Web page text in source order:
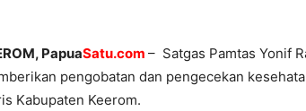
PapuaSatu.com – Satgas Pamtas Yonif
pengobatan dan pengecekan
Kabupaten Keerom.